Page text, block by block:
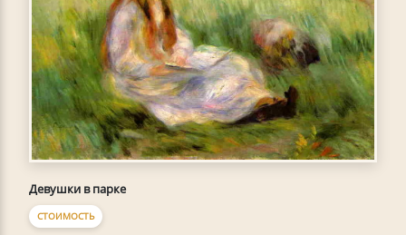
Девушки в парке
СТОИМОСТЬ